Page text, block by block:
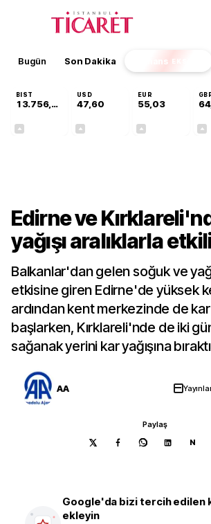
Bugün Son Dakika Finans EKSTRA
BIST
13.756,94
USD
47,60
EUR
55,03
Edirne ve
yağışı aralıklarla
Balkanlar'dan gelen soğuk ve
etkisine giren Edirne'de yüksek
ardından kent merkezinde de kar
başlarken, Kırklareli'nde de iki
sağanak yerini kar yağışına
AA
Paylaş
N
Google'da bizi tercih edilen
ekleyin